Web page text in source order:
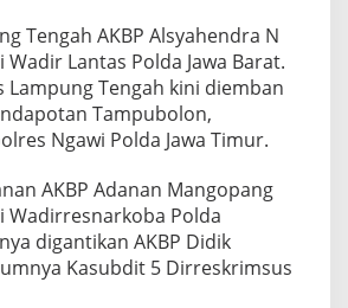
Tengah AKBP Alsyahendra N
Lantas Polda Jawa Barat.
Lampung Tengah kini diemban
Tampubolon,
Ngawi Polda Jawa Timur.
AKBP Adanan Mangopang
Wadirresnarkoba Polda
digantikan AKBP Didik
Kasubdit 5 Dirreskrimsus